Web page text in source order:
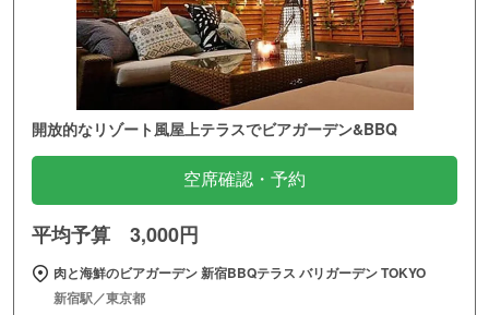
開放的なリゾート風屋上テラスでビアガーデン&BBQ
空席確認・予約
平均予算 3,000円
肉と海鮮のビアガーデン 新宿BBQテラス バリガーデン TOKYO
新宿駅／東京都